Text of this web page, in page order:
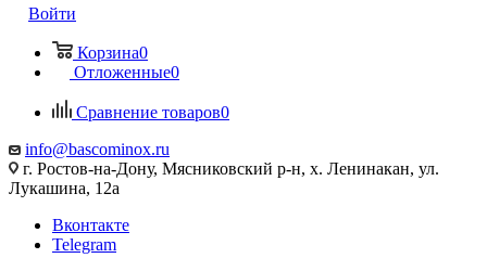
Войти
Корзина0
Отложенные0
Сравнение товаров0
info@bascominox.ru
г. Ростов-на-Дону, Мясниковский р-н, х. Ленинакан, ул.
Лукашина, 12а
Вконтакте
Telegram